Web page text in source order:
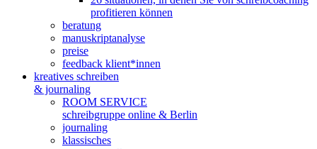
profitieren können
beratung
manuskriptanalyse
preise
feedback klient*innen
kreatives schreiben
& journaling
ROOM SERVICE
schreibgruppe online & Berlin
journaling
klassisches